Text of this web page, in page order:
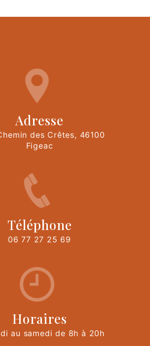
Adresse
des Crêtes, 46100
Figeac
Téléphone
06 77 27 25 69
Horaires
au samedi de 8h à 20h